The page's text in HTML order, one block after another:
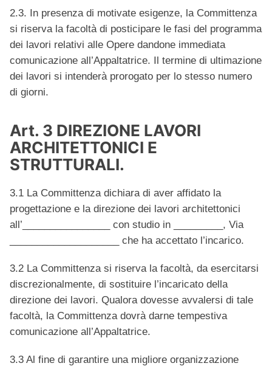
2.3. In presenza di motivate esigenze, la Committenza
si riserva la facoltà di posticipare le fasi del programma
dei lavori relativi alle Opere dandone immediata
comunicazione all’Appaltatrice. Il termine di ultimazione
dei lavori si intenderà prorogato per lo stesso numero
di giorni.
Art. 3 DIREZIONE LAVORI
ARCHITETTONICI E
STRUTTURALI.
3.1 La Committenza dichiara di aver affidato la
progettazione e la direzione dei lavori architettonici
all’________________ con studio in _________, Via
____________________ che ha accettato l’incarico.
3.2 La Committenza si riserva la facoltà, da esercitarsi
discrezionalmente, di sostituire l’incaricato della
direzione dei lavori. Qualora dovesse avvalersi di tale
facoltà, la Committenza dovrà darne tempestiva
comunicazione all’Appaltatrice.
3.3 Al fine di garantire una migliore organizzazione